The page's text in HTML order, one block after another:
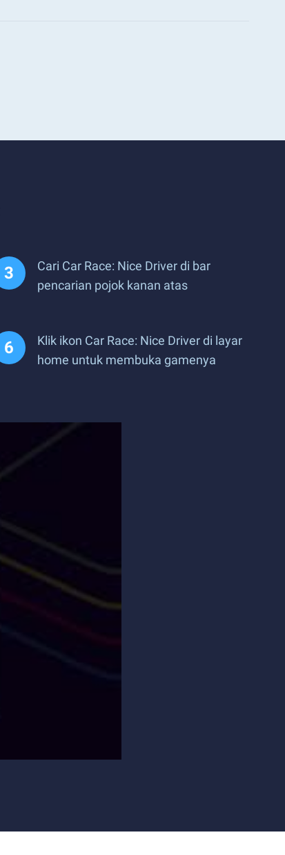
Cari Car Race: Nice Driver di bar
pencarian pojok kanan atas
Klik ikon Car Race: Nice Driver di layar
home untuk membuka gamenya